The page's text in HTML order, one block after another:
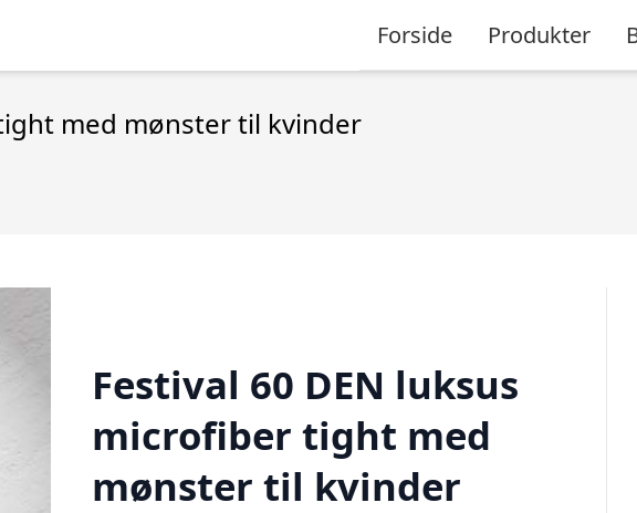
Forside Produkter
med mønster til kvinder
Festival 60 DEN luksus
microfiber tight med
mønster til kvinder